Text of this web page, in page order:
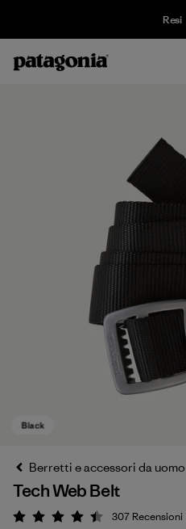
Resi
Berretti e accessori da uomo
Tech Web Belt
Valutazione: 4.4 / 5
307 Recensioni